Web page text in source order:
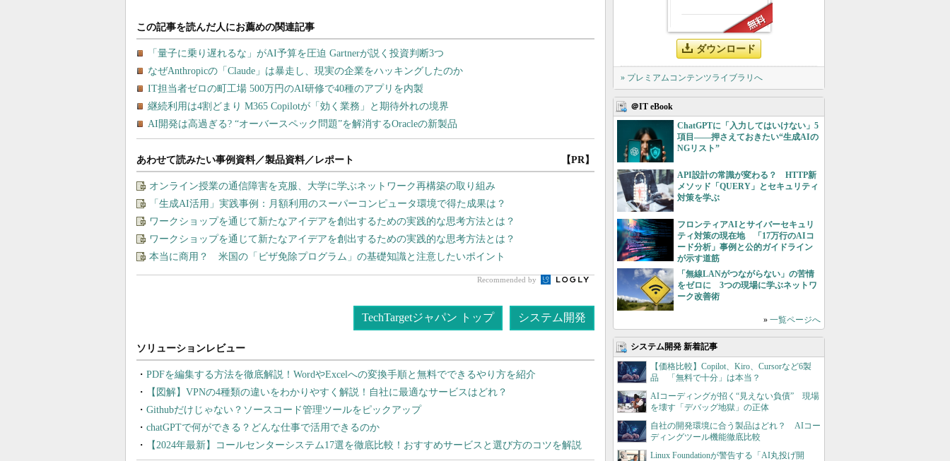
あわせて読みたい事例資料／製品資料／レポート 【PR】
オンライン授業の通信障害を克服、大学に学ぶネットワーク再構築の取り組み
「生成AI活用」実践事例：月額利用のスーパーコンピュータ環境で得た成果は？
ワークショップを通じて新たなアイデアを創出するための実践的な思考方法とは？
ワークショップを通じて新たなアイデアを創出するための実践的な思考方法とは？
本当に商用？ 米国の「ビザ免除プログラム」の基礎知識と注意したいポイント
Recommended by
TechTargetジャパン トップ システム開発
PDFを編集する方法を徹底解説！WordやExcelへの変換手順と無料でできるやり方を紹介
【図解】VPNの4種類の違いをわかりやすく解説！自社に最適なサービスはどれ？
Githubだけじゃない？ソースコード管理ツールをピックアップ
chatGPTで何ができる？どんな仕事で活用できるのか
【2024年最新】コールセンターシステム17選を徹底比較！おすすめサービスと選び方のコツを解説
ダウンロード
» プレミアムコンテンツライブラリへ
＠IT eBook
ChatGPTに「入力してはいけない」5
項目――押さえておきたい“生成AIの
NGリスト”
API設計の常識が変わる？ HTTP新
メソッド「QUERY」とセキュリティ
対策を学ぶ
フロンティアAIとサイバーセキュリ
ティ対策の現在地 「17万行のAIコ
ード分析」事例と公的ガイドライン
が示す道筋
「無線LANがつながらない」の苦情
をゼロに 3つの現場に学ぶネットワ
ーク改善術
» 一覧ページへ
システム開発 新着記事
【価格比較】Copilot、Kiro、Cursorなど6製
品 「無料で十分」は本当？
AIコーディングが招く“見えない負債” 現場
を壊す「デバッグ地獄」の正体
自社の開発環境に合う製品はどれ？ AIコー
ディングツール機能徹底比較
Linux Foundationが警告する「AI丸投げ開